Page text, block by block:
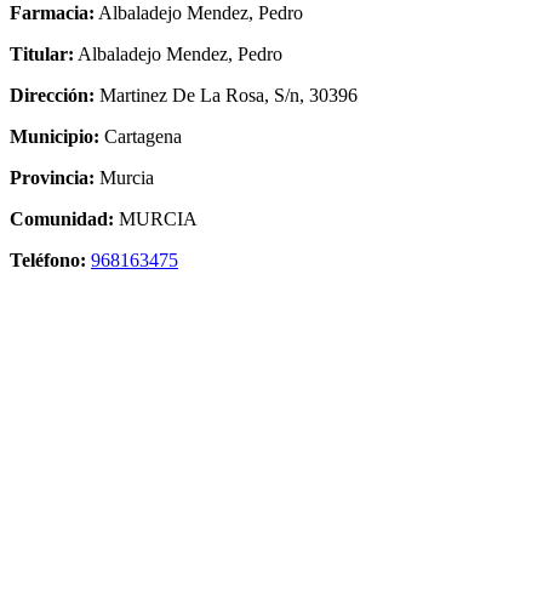
Farmacia: Albaladejo Mendez, Pedro
Titular: Albaladejo Mendez, Pedro
Dirección: Martinez De La Rosa, S/n, 30396
Municipio: Cartagena
Provincia: Murcia
Comunidad: MURCIA
Teléfono: 968163475